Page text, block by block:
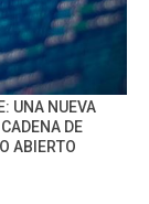
UNA NUEVA
DE
ABIERTO